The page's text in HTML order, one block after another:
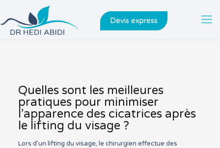
Devis express
Quelles sont les meilleures
pratiques pour minimiser
l’apparence des cicatrices après
le lifting du visage ?
Lors d’un lifting du visage, le chirurgien effectue des